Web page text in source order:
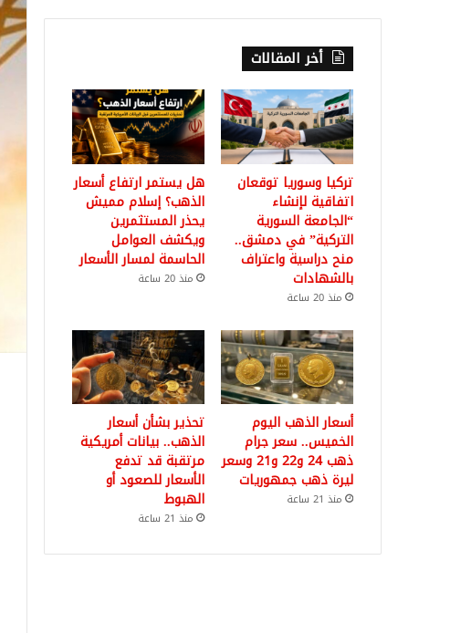
أخر المقالات
تركيا وسوريا توقعان
اتفاقية لإنشاء
“الجامعة السورية
التركية” في دمشق..
منح دراسية واعتراف
بالشهادات
منذ 20 ساعة
هل يستمر ارتفاع أسعار
الذهب؟ إسلام مميش
يحذر المستثمرين
ويكشف العوامل
الحاسمة لمسار الأسعار
منذ 20 ساعة
أسعار الذهب اليوم
الخميس.. سعر جرام
ذهب 24 و22 و21 وسعر
ليرة ذهب جمهوريات
منذ 21 ساعة
تحذير بشأن أسعار
الذهب.. بيانات أمريكية
مرتقبة قد تدفع
الأسعار للصعود أو
الهبوط
منذ 21 ساعة